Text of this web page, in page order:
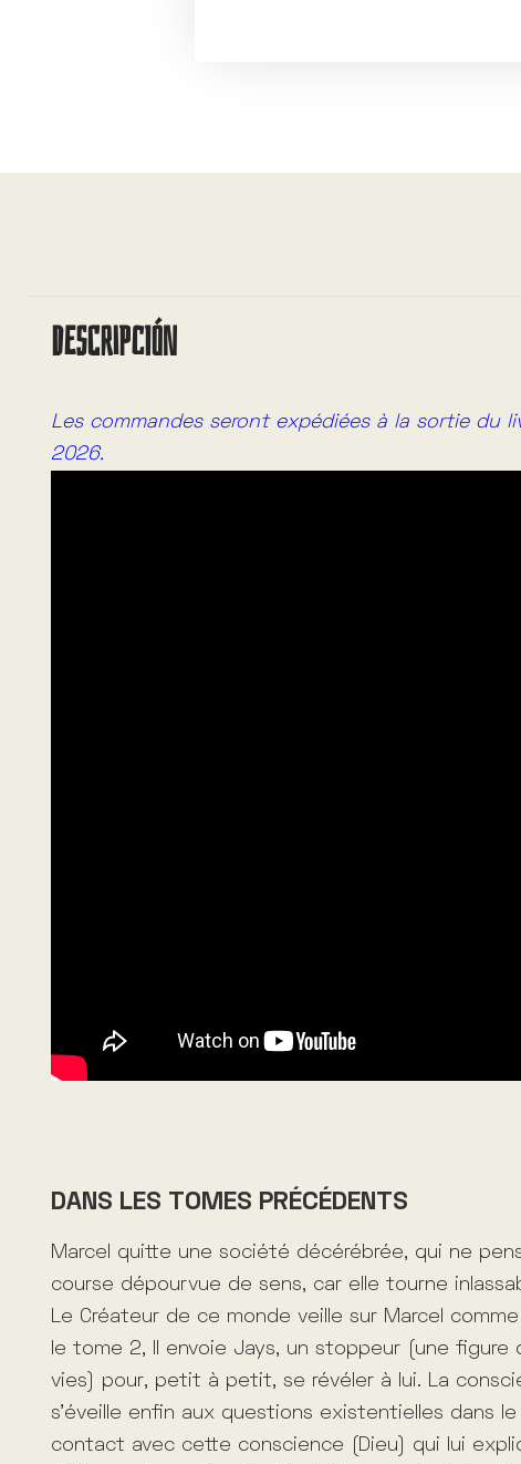
DESCRIPCIÓN
Les commandes seront expédiées à la sortie du
2026.
DANS LES TOMES PRÉCÉDENTS
Marcel quitte une société décérébrée, qui ne
course dépourvue de sens, car elle tourne
Le Créateur de ce monde veille sur Marcel comme
le tome 2, Il envoie Jays, un stoppeur (une figure
vies) pour, petit à petit, se révéler à lui. La
s’éveille enfin aux questions existentielles dans
contact avec cette conscience (Dieu) qui lui